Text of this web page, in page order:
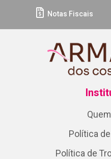
Notas Fiscais
Política
Política de